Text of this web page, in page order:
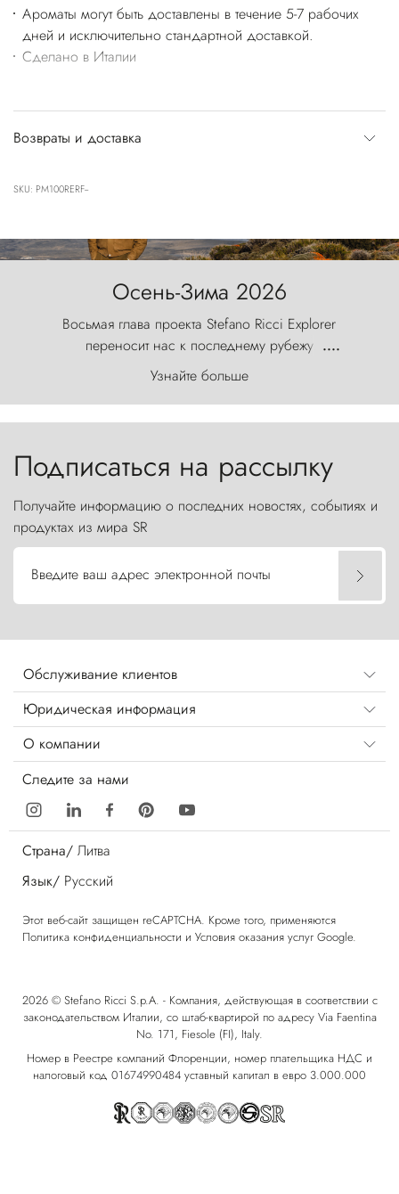
Ароматы могут быть доставлены в течение 5-7 рабочих
дней и исключительно стандартной доставкой.
Сделано в Италии
Возвраты и доставка
SKU: PM100RERF--
Осень-Зима 2026
Восьмая глава проекта Stefano Ricci Explorer
переносит нас к последнему рубежу
первозданного мира, где ветер с
первобытной яростью ваяет ландшафт, а пики
Торрес-дель-Пайне, словно каменные стражи,
....
Узнайте больше
Подписаться на рассылку
Получайте информацию о последних новостях, событиях и
продуктах из мира SR
Введите ваш адрес электронной почты
Обслуживание клиентов
Юридическая информация
О компании
Следите за нами
Страна/ Литва
Язык/ Русский
Этот веб-сайт защищен reCAPTCHA. Кроме того, применяются
Политика конфиденциальности и Условия оказания услуг Google.
2026 © Stefano Ricci S.p.A. - Компания, действующая в соответствии с
законодательством Италии, со штаб-квартирой по адресу Via Faentina
No. 171, Fiesole (FI), Italy.
Номер в Реестре компаний Флоренции, номер плательщика НДС и
налоговый код 01674990484 уставный капитал в евро 3.000.000